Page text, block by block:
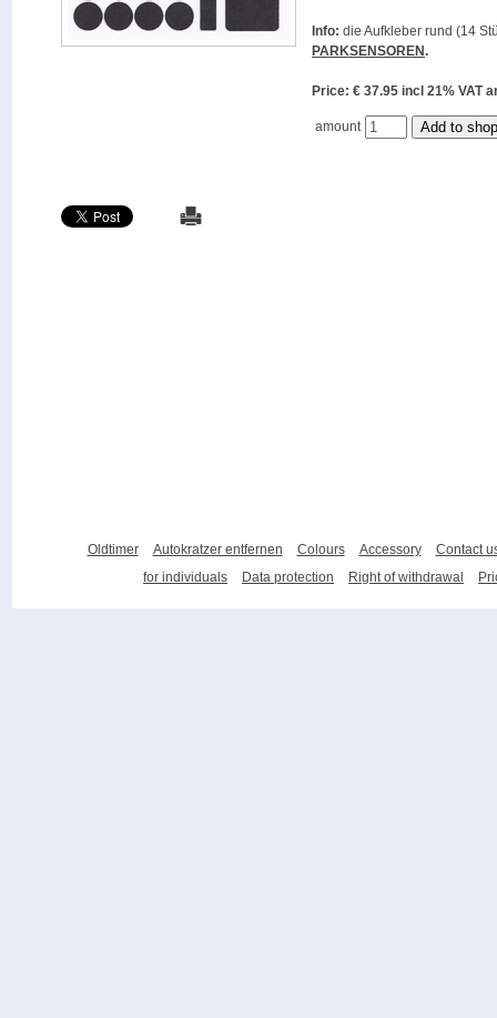
Info: die Aufkleber rund (14
PARKSENSOREN.
Price: € 37.95 incl 21%
amount
Oldtimer Autokratzer entfernen Colours Accessory
Contact
for individuals
Data protection Right of withdrawal